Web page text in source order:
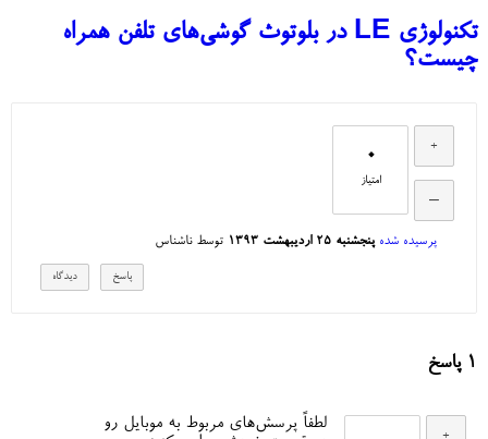
تکنولوژی LE در بلوتوث گوشی‌های تلفن همراه
چیست؟
0
امتیاز
پرسیده شده پنجشنبه ۲۵ اردیبهشت ۱۳۹۳ توسطناشناس
1 پاسخ
لطفاً پرسش‌های مربوط به موبایل رو